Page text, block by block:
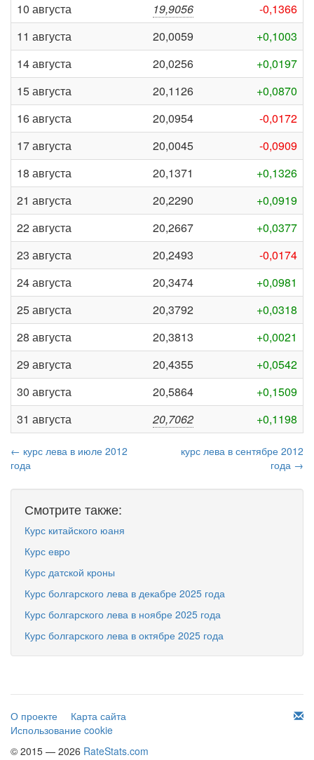
10 августа
19,9056
-0,1366
11 августа
20,0059
+0,1003
14 августа
20,0256
+0,0197
15 августа
20,1126
+0,0870
16 августа
20,0954
-0,0172
17 августа
20,0045
-0,0909
18 августа
20,1371
+0,1326
21 августа
20,2290
+0,0919
22 августа
20,2667
+0,0377
23 августа
20,2493
-0,0174
24 августа
20,3474
+0,0981
25 августа
20,3792
+0,0318
28 августа
20,3813
+0,0021
29 августа
20,4355
+0,0542
30 августа
20,5864
+0,1509
31 августа
20,7062 +0,1198
← курс лева в июле 2012
года
курс лева в сентябре 2012
года →
Смотрите также:
Курс китайского юаня
Курс евро
Курс датской кроны
Курс болгарского лева в декабре 2025 года
Курс болгарского лева в ноябре 2025 года
Курс болгарского лева в октябре 2025 года
О проекте
Карта сайта
Использование cookie
© 2015 — 2026 RateStats.com